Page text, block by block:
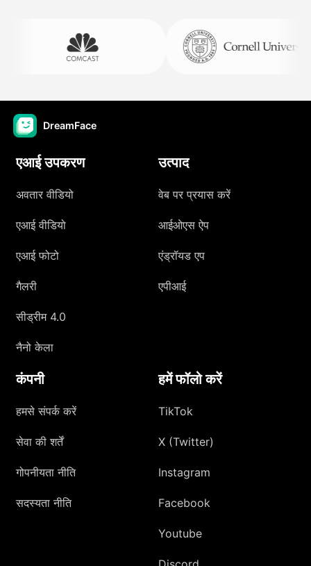
DreamFace
एआई उपकरण
अवतार वीडियो
एआई वीडियो
एआई फोटो
गैलरी
सीड्रीम 4.0
नैनो केला
उत्पाद
वेब पर प्रयास करें
आईओएस ऐप
एंड्रॉयड एप
एपीआई
कंपनी
हमसे संपर्क करें
सेवा की शर्तें
गोपनीयता नीति
सदस्यता नीति
हमें फॉलो करें
TikTok
X (Twitter)
Instagram
Facebook
Youtube